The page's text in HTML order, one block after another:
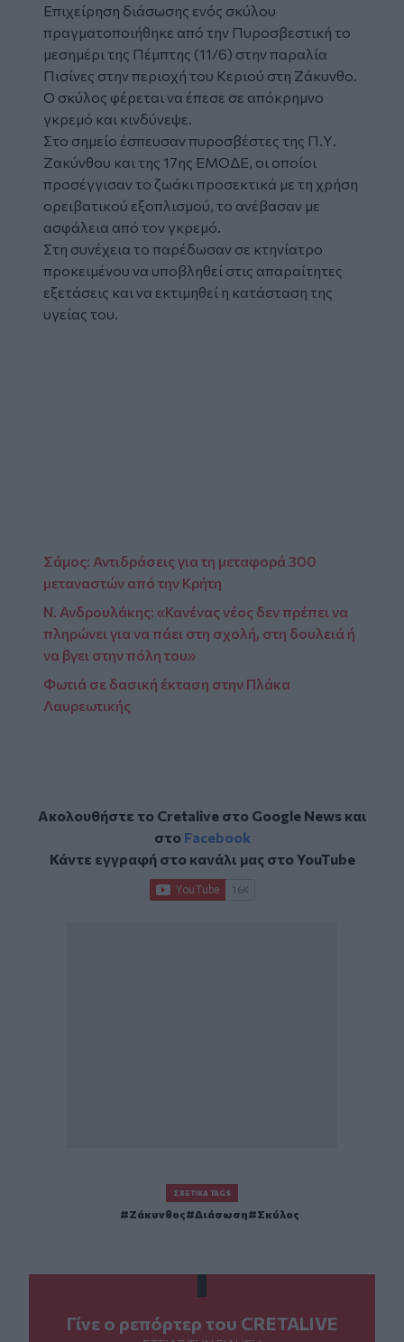
Επιχείρηση διάσωσης ενός σκύλου
πραγματοποιήθηκε από την Πυροσβεστική το
μεσημέρι της Πέμπτης (11/6) στην παραλία
Πισίνες στην περιοχή του Κεριού στη Ζάκυνθο.
Ο σκύλος φέρεται να έπεσε σε απόκρημνο
γκρεμό και κινδύνεψε.
Στο σημείο έσπευσαν πυροσβέστες της Π.Υ.
Ζακύνθου και της 17ης ΕΜΟΔΕ, οι οποίοι
προσέγγισαν το ζωάκι προσεκτικά με τη χρήση
ορειβατικού εξοπλισμού, το ανέβασαν με
ασφάλεια από τον γκρεμό.
Στη συνέχεια το παρέδωσαν σε κτηνίατρο
προκειμένου να υποβληθεί στις απαραίτητες
εξετάσεις και να εκτιμηθεί η κατάσταση της
υγείας του.
Σάμος: Αντιδράσεις για τη μεταφορά 300
μεταναστών από την Κρήτη
Ν. Ανδρουλάκης: «Κανένας νέος δεν πρέπει να
πληρώνει για να πάει στη σχολή, στη δουλειά ή
να βγει στην πόλη του»
Φωτιά σε δασική έκταση στην Πλάκα
Λαυρεωτικής
Ακολουθήστε το Cretalive στο Google Newsκαι
στο Facebook
Κάντε εγγραφή στο κανάλι μας στοYouTube
ΣΧΕΤΙΚΆ TAGS
Ζάκυνθος Διάσωση Σκύλος
Γίνε ο ρεπόρτερ του CRETALIVE